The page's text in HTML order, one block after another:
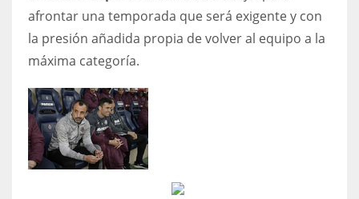
afrontar una temporada que será exigente y con
la presión añadida propia de volver al equipo a la
máxima categoría.